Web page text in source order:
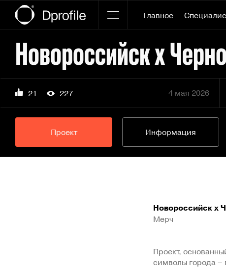
Главное
Новороссийск х
21 227 4 мая 2026
Проект Информация
Новороссийск х
Мерч
Проект,
символы города –